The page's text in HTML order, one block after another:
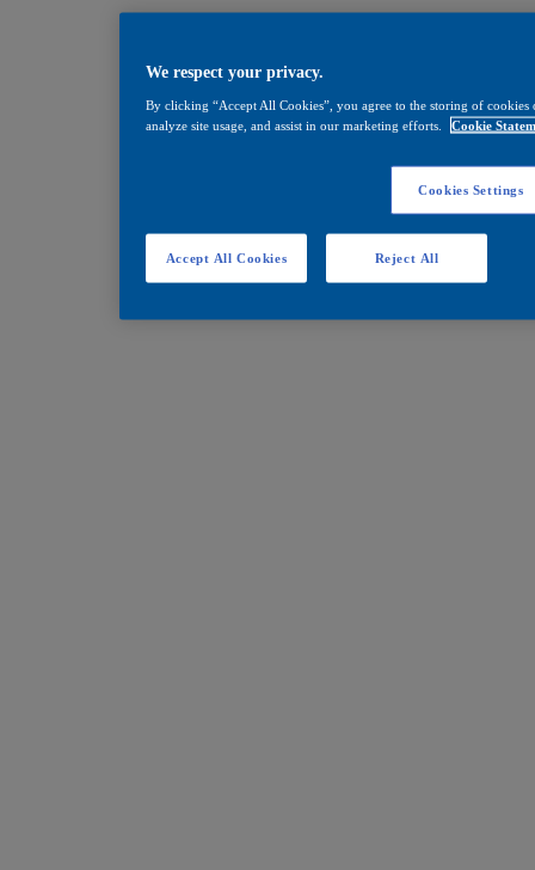
We respect your privacy.
By clicking “Accept All Cookies”, you agree to the storing of
analyze site usage, and assist in our marketing efforts. Cookie
Cookies Settings
Reject All
Accept All Cookies